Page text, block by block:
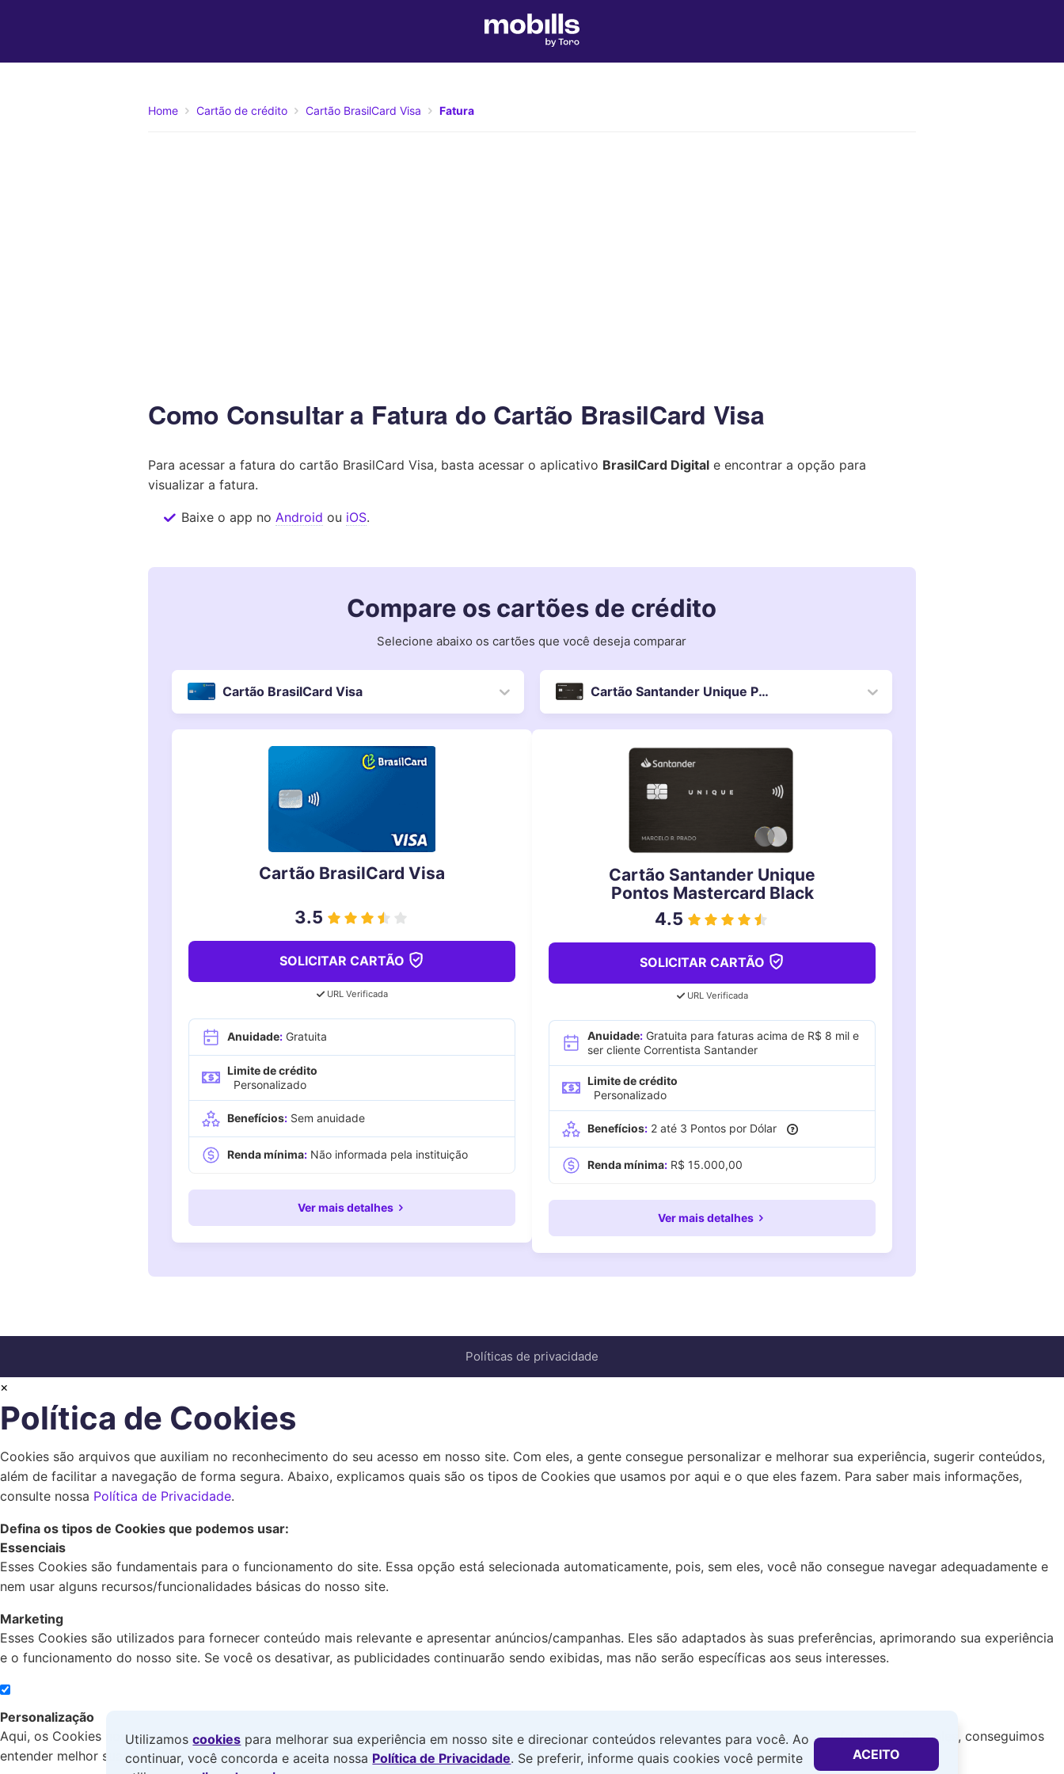
Home Cartão de crédito Cartão BrasilCard Visa Fatura
Como Consultar a Fatura do Cartão BrasilCard Visa
Para acessar a fatura do cartão BrasilCard Visa, basta acessar o aplicativo BrasilCard Digital e encontrar a opção para
visualizar a fatura.
Baixe o app no Android ou iOS.
Compare os cartões de crédito
Selecione abaixo os cartões que você deseja comparar
Cartão BrasilCard Visa Cartão Santander Unique Pontos Mastercard Black
Cartão BrasilCard Visa
3.5
SOLICITAR CARTÃO
URL Verificada
Anuidade: Gratuita
Limite de crédito
Personalizado
Benefícios: Sem anuidade
Renda mínima: Não informada pela instituição
Vermais detalhes
Cartão Santander Unique
Pontos Mastercard Black
4.5
SOLICITAR CARTÃO
URL Verificada
Anuidade: Gratuita para faturas acima de R$ 8 mil e
ser cliente Correntista Santander
Limite de crédito
Personalizado
Benefícios: 2 até 3 Pontos por Dólar
Renda mínima: R$ 15.000,00
Vermais detalhes
Políticas de privacidade
Utilizamoscookies para melhorar sua experiência em nosso site e direcionar conteúdos relevantes para você. Ao
continuar, você concorda e aceita nossa Política de Privacidade. Se preferir, informe quais cookies você permite
ACEITO
×
Política de Cookies
Cookies são arquivos que auxiliam no reconhecimento do seu acesso em nosso site. Com eles, a gente consegue personalizar e melhorar sua experiência, sugerir conteúdos,
além de facilitar a navegação de forma segura. Abaixo, explicamos quais são os tipos de Cookies que usamos por aqui e o que eles fazem. Para saber mais informações,
consulte nossa Política de Privacidade.
Defina os tipos de Cookies que podemos usar:
Essenciais
Esses Cookies são fundamentais para o funcionamento do site. Essa opção está selecionada automaticamente, pois, sem eles, você não consegue navegar adequadamente e
nem usar alguns recursos/funcionalidades básicas do nosso site.
Marketing
Esses Cookies são utilizados para fornecer conteúdo mais relevante e apresentar anúncios/campanhas. Eles são adaptados às suas preferências, aprimorando sua experiência
e o funcionamento do nosso site. Se você os desativar, as publicidades continuarão sendo exibidas, mas não serão específicas aos seus interesses.
Personalização
Aqui, os Cookies nos permitem oferecer recomendações de produtos, serviços e conteúdos que correspondam às suas necessidades e preferências. Com eles, conseguimos
entender melhor suas escolhas de busca e navegação. Ao aceitá-los, você está optando por uma experiência personalizada.